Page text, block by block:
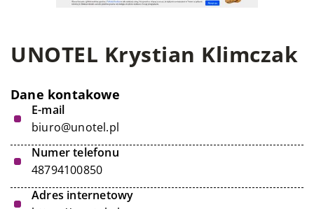
UNOTEL Krystian Klimczak
Dane kontakowe
E-mail
biuro@unotel.pl
Numer telefonu
48794100850
Adres internetowy